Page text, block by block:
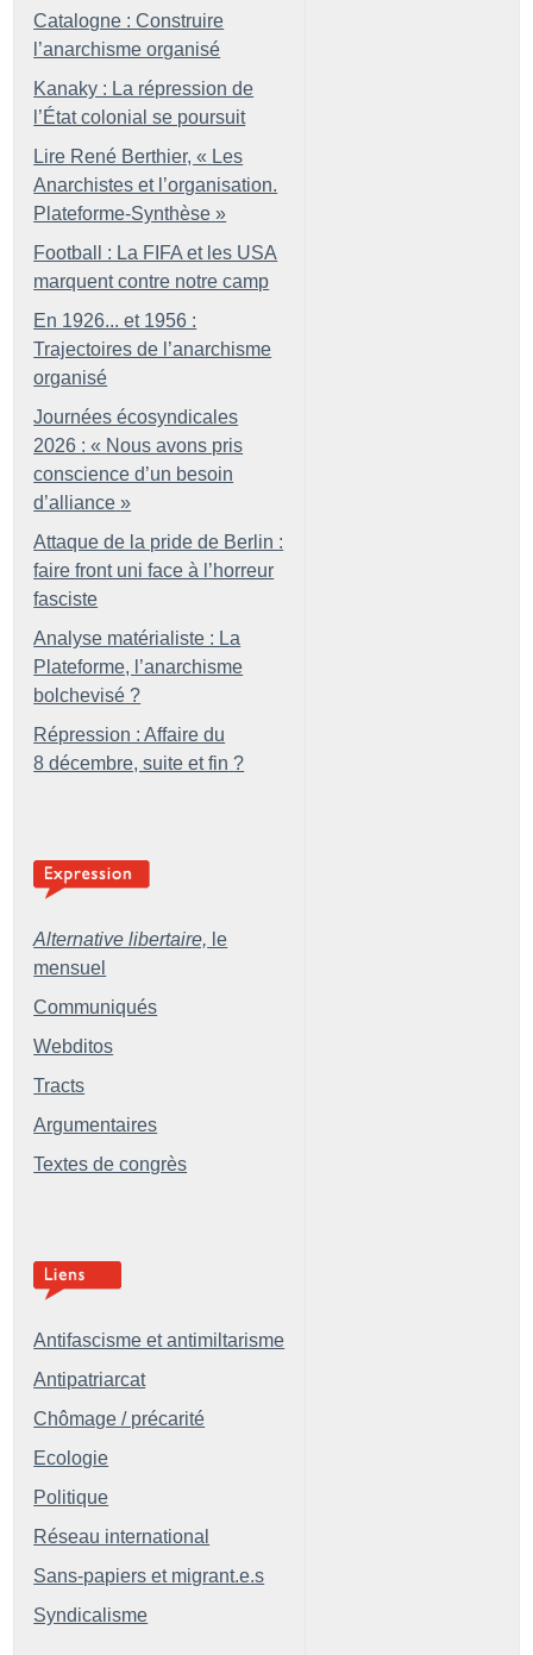
Catalogne : Construire
l’anarchisme organisé
Kanaky : La répression de
l’État colonial se poursuit
Lire René Berthier, « Les
Anarchistes et l’organisation.
Plateforme-Synthèse »
Football : La FIFA et les USA
marquent contre notre camp
En 1926... et 1956 :
Trajectoires de l’anarchisme
organisé
Journées écosyndicales
2026 : « Nous avons pris
conscience d’un besoin
d’alliance »
Attaque de la pride de Berlin :
faire front uni face à l’horreur
fasciste
Analyse matérialiste : La
Plateforme, l’anarchisme
bolchevisé ?
Répression : Affaire du
8 décembre, suite et fin ?
Alternative libertaire, le
mensuel
Communiqués
Webditos
Tracts
Argumentaires
Textes de congrès
Antifascisme et antimiltarisme
Antipatriarcat
Chômage / précarité
Ecologie
Politique
Réseau international
Sans-papiers et migrant.e.s
Syndicalisme